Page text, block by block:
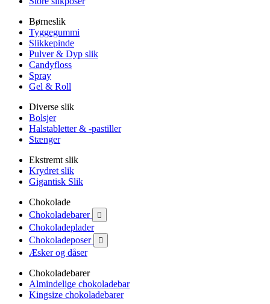
Børneslik
Tyggegummi
Slikkepinde
Pulver & Dyp slik
Candyfloss
Spray
Gel & Roll
Diverse slik
Bolsjer
Halstabletter & -pastiller
Stænger
Ekstremt slik
Krydret slik
Gigantisk Slik
Chokolade
Chokoladebarer

Chokoladeplader
Chokoladeposer

Æsker og dåser
Chokoladebarer
Almindelige chokoladebar
Kingsize chokoladebarer